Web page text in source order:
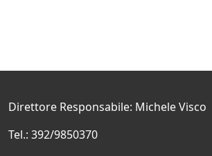
Direttore Responsabile: Michele Visco
Tel.: 392/9850370